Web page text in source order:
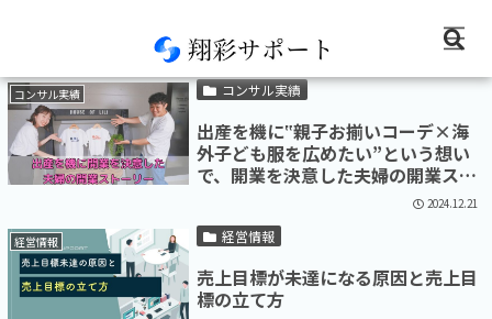
コンサル実績 コンサル実績
出産を機に‟親子お揃いコーデ×海
外子ども服を広めたい”という想い
で、開業を決意した夫婦の開業スト
2024.12.21
経営情報 経営情報
売上目標が未達になる原因と売上目
標の立て方